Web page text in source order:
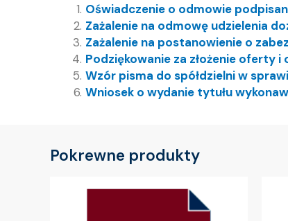
Oświadczenie o odmowie
Zażalenie na odmowę udzielenia
Zażalenie na postanowienie o
Podziękowanie za złożenie oferty
Wzór pisma do spółdzielni w
Wniosek o wydanie tytułu
Pokrewne produkty